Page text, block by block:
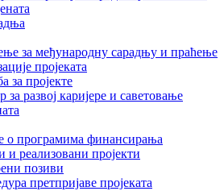
за међународну сарадњу и праћење
пројеката
за пројекте
за развој каријере и саветовање
о програмима финансирања
и реализовани пројекти
позиви
претпријаве пројеката